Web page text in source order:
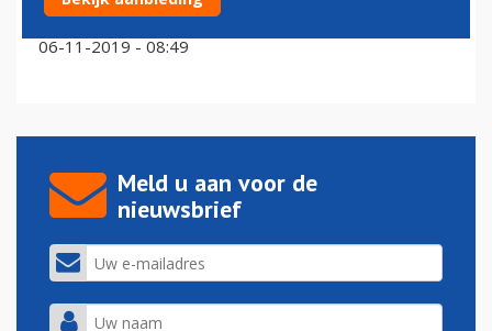
Aantal incidenten aan boord opnieuw gestegen
06-11-2019 - 08:49
Meld u aan voor de
nieuwsbrief